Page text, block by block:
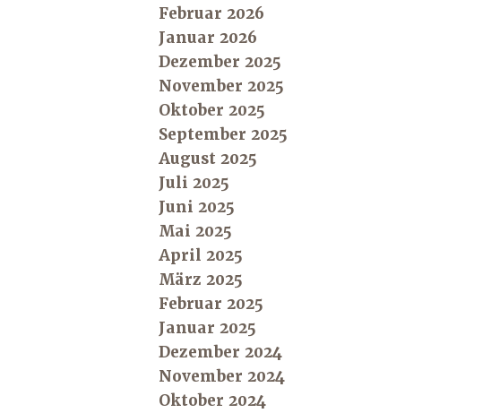
Februar 2026
Januar 2026
Dezember 2025
November 2025
Oktober 2025
September 2025
August 2025
Juli 2025
Juni 2025
Mai 2025
April 2025
März 2025
Februar 2025
Januar 2025
Dezember 2024
November 2024
Oktober 2024